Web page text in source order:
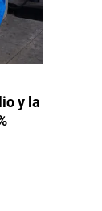
y la